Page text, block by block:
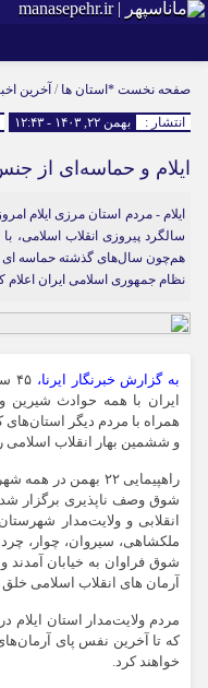
اینستاگرام
سروش
آپارات رمز عبور
مرا به خاطر بسپار
صفحه نخست *استان ها / آخرین
انتشار : بهمن ۲۲, ۱۴۰۳ - ۱۲:۴۳
ایلام و حماسه‌ای از
ایلام - مردم استان مرزی ایلام
هم‌چون سال‌های گذشته حماسه ای
نظام جمهوری اسلامی ایران اعلام
به گزارش خبرنگار ایرنا،
ایران با همه حوادث شیرین
و ششمین بهار انقلاب اسلامی
راهپیمایی ۲۲ بهمن
شوق وصف ناپذیری برگزار
انقلابی و ولایت‌مدار
ملکشاهی، سیروان، چوار،
شوق فراوان به خیابان
آرمان های انقلاب اسلامی خلق
مردم ولایت‌مدار استان ایلام
که تا آخرین نفس پای
خواهند کرد.